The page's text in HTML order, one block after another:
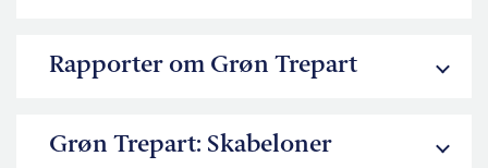
Rapporter om Grøn Trepart
Grøn Trepart: Skabeloner